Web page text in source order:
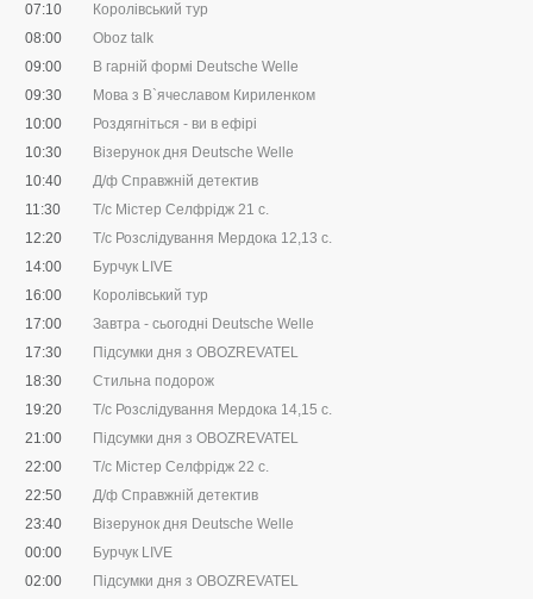
07:10
Королівський тур
08:00
Oboz talk
09:00
В гарній формі Deutsche Welle
09:30
Мова з В`ячеславом Кириленком
10:00
Роздягніться - ви в ефірі
10:30
Візерунок дня Deutsche Welle
10:40
Д/ф Справжній детектив
11:30
Т/с Містер Селфрідж 21 с.
12:20
Т/с Розслідування Мердока 12,13 c.
14:00
Бурчук LIVE
16:00
Королівський тур
17:00
Завтра - сьогодні Deutsche Welle
17:30
Підсумки дня з OBOZREVATEL
18:30
Стильна подорож
19:20
Т/с Розслідування Мердока 14,15 c.
21:00
Підсумки дня з OBOZREVATEL
22:00
Т/с Містер Селфрідж 22 с.
22:50
Д/ф Справжній детектив
23:40
Візерунок дня Deutsche Welle
00:00
Бурчук LIVE
02:00
Підсумки дня з OBOZREVATEL